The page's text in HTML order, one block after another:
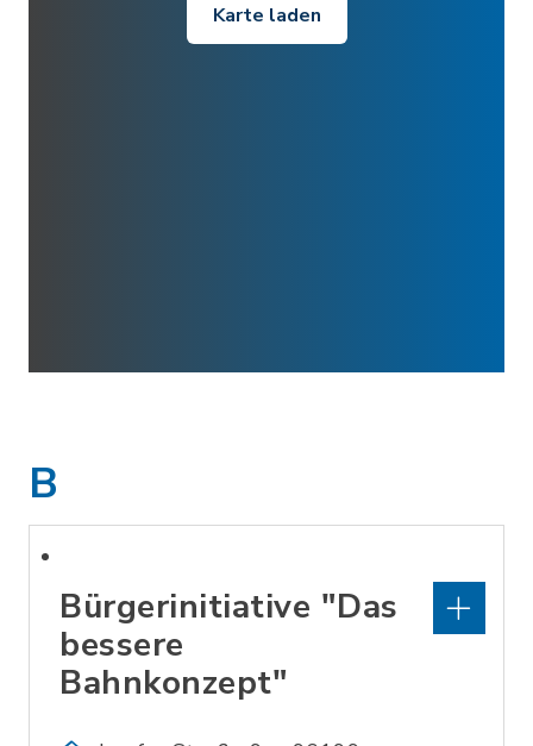
Karte laden
B
Bürgerinitiative "Das
bessere
Bahnkonzept"